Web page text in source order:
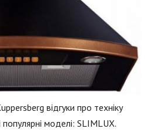
відгуки про техніку
моделі: SLIMLUX.